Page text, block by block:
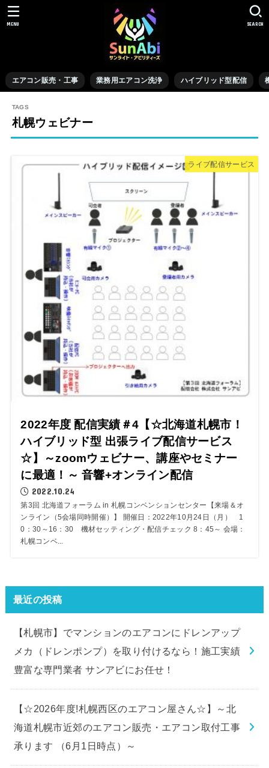
エアコン販売・工事 業務用エアコン洗浄 ハイブリッド型配信
SEARCH
MENU
札幌ウェビナー
ライブ配信サービス
2022年度 配信実績＃4【☆北海道札幌市！
ハイブリッド型 出張ライブ配信サービス
☆】～zoomウェビナー、講座やセミナー
に最適！～ 音響+オンライン配信
2022.10.24
第3回 北海道フォーラム in 札幌コンベンションセンター【来場＆オ
ンライン（5会場同時開催）】 開催日：2022年10月24日（月） 1
0：30～16：30 機材セッティング・配信チェック 8：45～ 会場：
札幌コンベ...
最近の投稿
【札幌市】でマンションのエアコンにドレンアップ
メカ（ドレンポンプ）を取り付けるなら！施工実績
豊富な専門業者 サンアビにお任せ！
【☆2026年度!札幌西区のエアコン屋さん☆】～北
海道札幌市近郊のエアコン販売・エアコン取付工事
承ります （6月1日時点）～